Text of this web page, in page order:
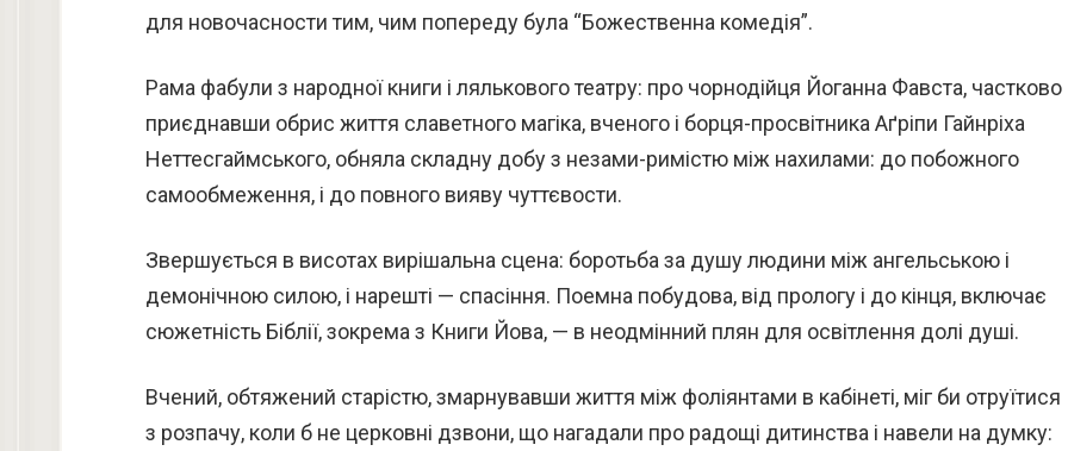
для новочасности тим, чим попереду була “Божественна комедія”.
Рама фабули з народної книги і лялькового театру: про чорнодійця Йоганна Фавста, частково
приєднавши обрис життя славетного магіка, вченого і борця-просвітника Аґріпи Гайнріха
Неттесгаймського, обняла складну добу з незами-римістю між нахилами: до побожного
самообмеження, і до повного вияву чуттєвости.
Звершується в висотах вирішальна сцена: боротьба за душу людини між ангельською і
демонічною силою, і нарешті — спасіння. Поемна побудова, від прологу і до кінця, включає
сюжетність Біблії, зокрема з Книги Йова, — в неодмінний плян для освітлення долі душі.
Вчений, обтяжений старістю, змарнувавши життя між фоліянтами в кабінеті, міг би отруїтися
з розпачу, коли б не церковні дзвони, що нагадали про радощі дитинства і навели на думку: